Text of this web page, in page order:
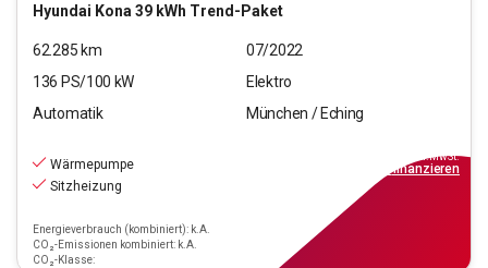
Hyundai Kona 39 kWh Trend-Paket
62.285km
07/2022
136 PS/100 kW
Elektro
Automatik
München / Eching
Wärmepumpe
Sitzheizung
Energieverbrauch (kombiniert): k.A.
CO₂-Emissionen kombiniert: k.A.
CO₂-Klasse:
inkl.MwSt.
finanzieren